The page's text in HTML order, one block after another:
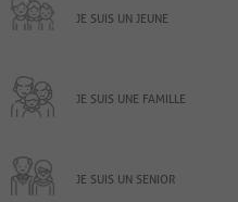
JE SUIS UN JEUNE
JE SUIS UNE FAMILLE
JE SUIS UN SENIOR